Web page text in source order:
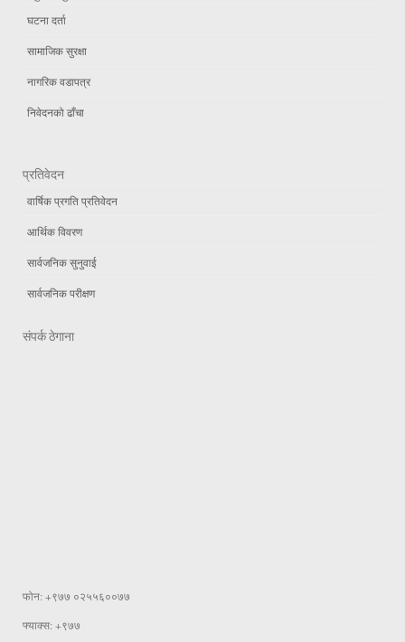
घटना दर्ता
सामाजिक सुरक्षा
नागरिक वडापत्र
निवेदनको ढाँचा
प्रतिवेदन
वार्षिक प्रगति प्रतिवेदन
आर्थिक विवरण
सार्वजनिक सुनुवाई
सार्वजनिक परीक्षण
संपर्क ठेगाना
फोन: +९७७ ०२५५६००७७
फ्याक्स: +९७७